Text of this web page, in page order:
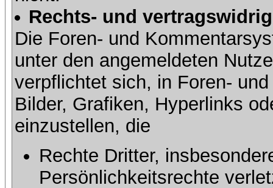
Rechts- und
Die Foren- und
unter den angemeldeten
verpflichtet sich, in Foren-
Bilder, Grafiken, Hyperlinks
einzustellen, die
Rechte Dritter,
Persönlichkeitsrechte